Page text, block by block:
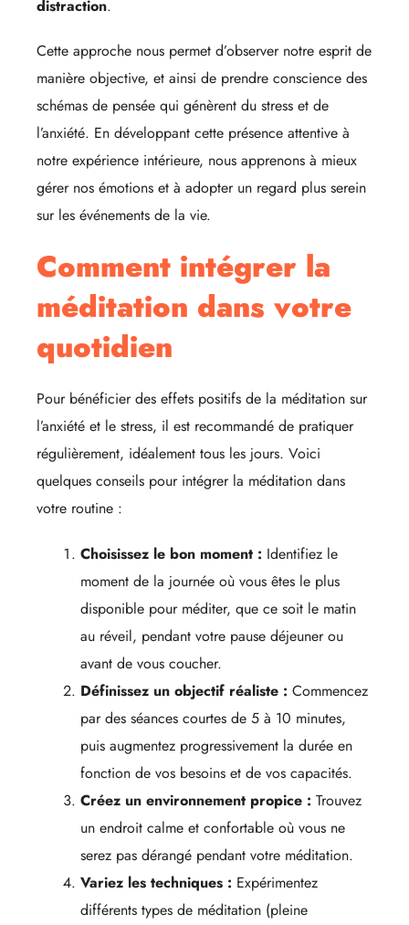
distraction.
Cette approche nous permet d’observer notre esprit de
manière objective, et ainsi de prendre conscience des
schémas de pensée qui génèrent du stress et de
l’anxiété. En développant cette présence attentive à
notre expérience intérieure, nous apprenons à mieux
gérer nos émotions et à adopter un regard plus serein
sur les événements de la vie.
Comment intégrer la
méditation dans votre
quotidien
Pour bénéficier des effets positifs de la méditation sur
l’anxiété et le stress, il est recommandé de pratiquer
régulièrement, idéalement tous les jours. Voici
quelques conseils pour intégrer la méditation dans
votre routine :
Choisissez le bon moment : Identifiez le
moment de la journée où vous êtes le plus
disponible pour méditer, que ce soit le matin
au réveil, pendant votre pause déjeuner ou
avant de vous coucher.
Définissez un objectif réaliste : Commencez
par des séances courtes de 5 à 10 minutes,
puis augmentez progressivement la durée en
fonction de vos besoins et de vos capacités.
Créez un environnement propice : Trouvez
un endroit calme et confortable où vous ne
serez pas dérangé pendant votre méditation.
Variez les techniques : Expérimentez
différents types de méditation (pleine